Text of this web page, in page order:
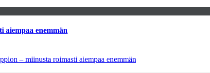
aiempaa enemmän
– miinusta roimasti aiempaa enemmän